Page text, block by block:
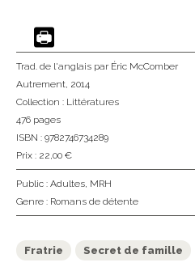
Trad. de l'anglais par Éric McComber
Autrement, 2014
Collection : Littératures
476 pages
ISBN : 9782746734289
Prix : 22,00 €
Public : Adultes, MRH
Genre : Romans de détente
Fratrie Secret de famille